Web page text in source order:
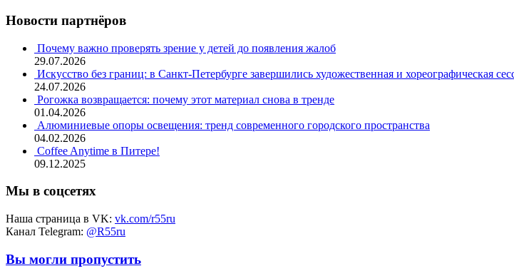
Новости партнёров
Почему важно проверять зрение у детей до появления жалоб
29.07.2026
Искусство без границ: в Санкт-Петербурге завершились художественная и хореографическая
24.07.2026
Рогожка возвращается: почему этот материал снова в тренде
01.04.2026
Алюминиевые опоры освещения: тренд современного городского пространства
04.02.2026
Coffee Anytime в Питере!
09.12.2025
Мы в соцсетях
Наша страница в VK: vk.com/r55ru
Канал Telegram: @R55ru
Вы могли пропустить